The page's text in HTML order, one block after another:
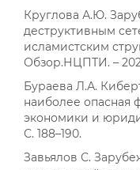
Круглова А.Ю.
деструктивным
исламистским
Обзор.НЦПТИ. –
Бураева Л.А.
наиболее
экономики и
С. 188–190.
Завьялов С.